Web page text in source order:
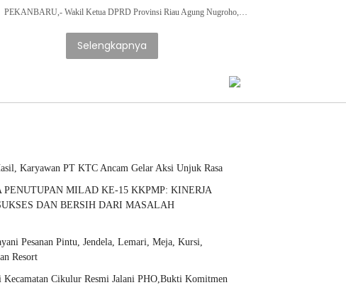
PEKANBARU,- Wakil Ketua DPRD Provinsi Riau Agung Nugroho,…
Selengkapnya
Karyawan PT KTC Ancam Gelar Aksi Unjuk Rasa
PENUTUPAN MILAD KE-15 KKPMP: KINERJA
DAN BERSIH DARI MASALAH
Pesanan Pintu, Jendela, Lemari, Meja, Kursi,
Resort
Cikulur Resmi Jalani PHO,Bukti Komitmen